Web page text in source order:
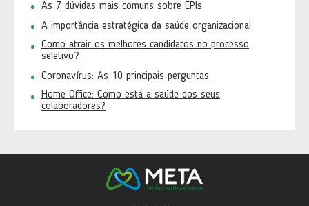
As 7 dúvidas mais comuns sobre EPIs
A importância estratégica da saúde organizacional
Como atrair os melhores candidatos no processo
seletivo?
Coronavírus: As 10 principais perguntas.
Home Office: Como está a saúde dos seus
colaboradores?